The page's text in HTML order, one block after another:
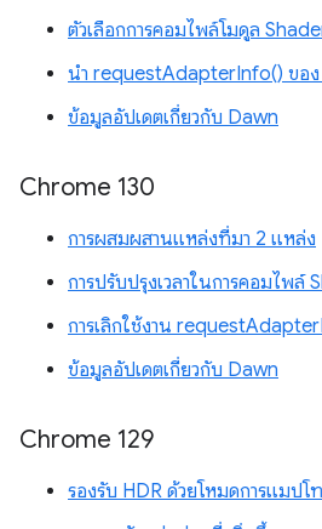
ตัวเลือกการคอมไพล์โมดูล
นำ requestAdapterInfo() ขอ
ข้อมูลอัปเดตเกี่ยวกับ Dawn
Chrome 130
การผสมผสานแหล่งที่มา 2 แหล่ง
การปรับปรุงเวลาในการคอมไพ
การเลิกใช้งาน
ข้อมูลอัปเดตเกี่ยวกับ Dawn
Chrome 129
รองรับ HDR ด้วยโหมดการแมป